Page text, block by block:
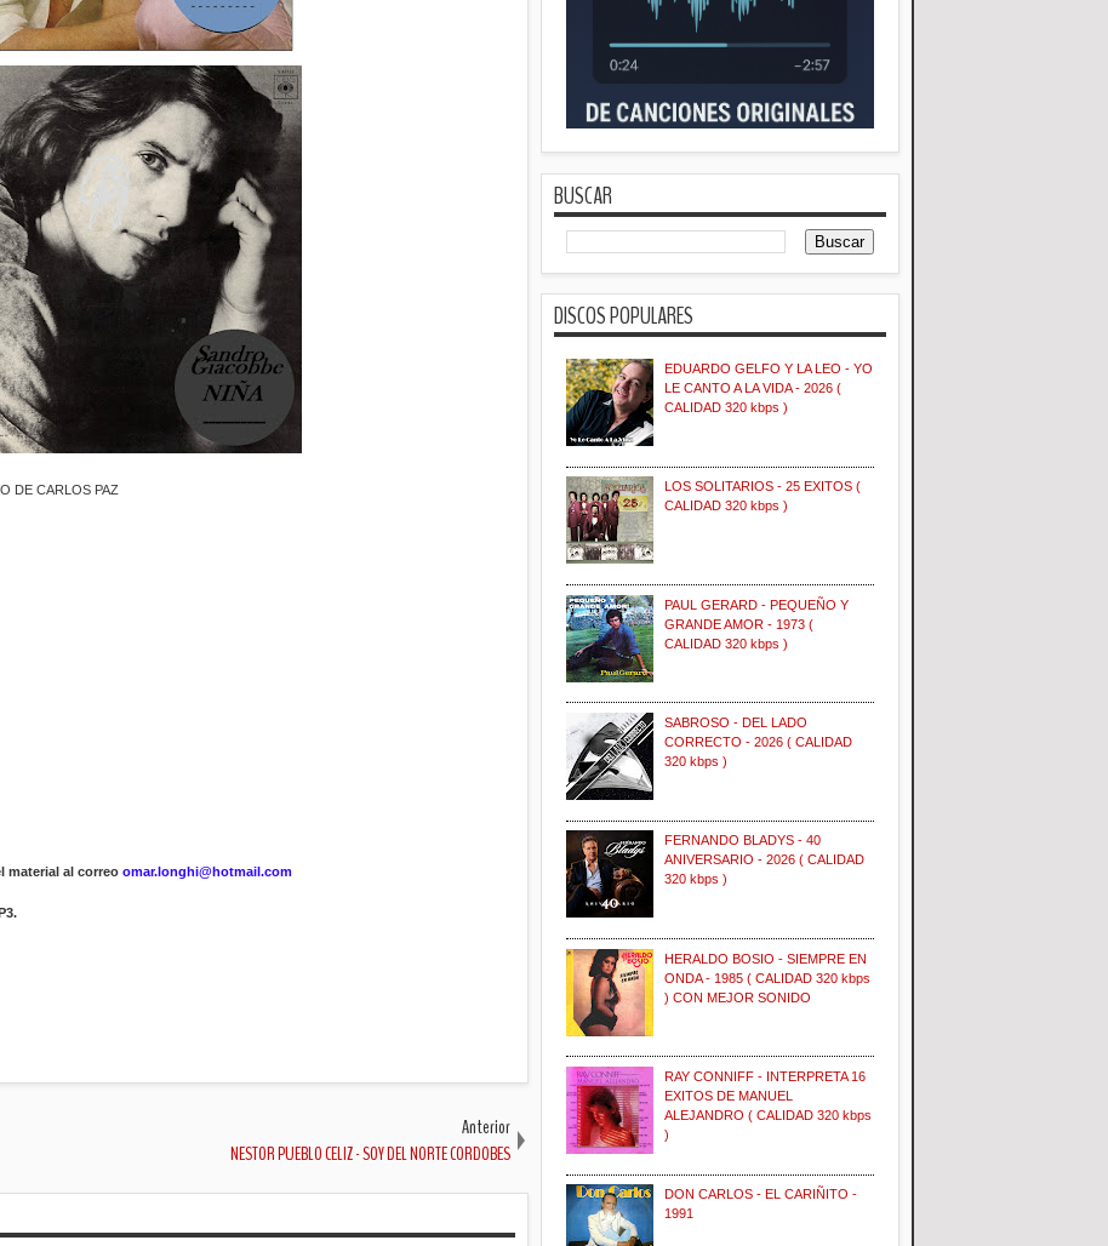
DE CARLOS PAZ
material al correo omar.longhi@hotmail.com
Anterior
NESTOR PUEBLO CELIZ - SOY DEL NORTE CORDOBES
BUSCAR
DISCOS POPULARES
EDUARDO GELFO Y LA LEO - YO
LE CANTO A LA VIDA - 2026 (
CALIDAD 320 kbps )
LOS SOLITARIOS - 25 EXITOS (
CALIDAD 320 kbps )
PAUL GERARD - PEQUEÑO Y
GRANDE AMOR - 1973 (
CALIDAD 320 kbps )
SABROSO - DEL LADO
CORRECTO - 2026 ( CALIDAD
320 kbps )
FERNANDO BLADYS - 40
ANIVERSARIO - 2026 ( CALIDAD
320 kbps )
HERALDO BOSIO - SIEMPRE EN
ONDA - 1985 ( CALIDAD 320 kbps
) CON MEJOR SONIDO
RAY CONNIFF - INTERPRETA 16
EXITOS DE MANUEL
ALEJANDRO ( CALIDAD 320 kbps
)
DON CARLOS - EL CARIÑITO -
1991